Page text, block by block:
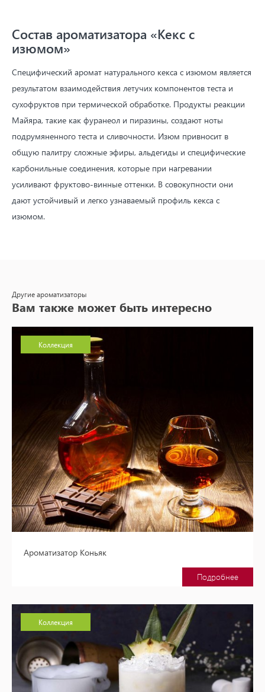
Состав ароматизатора «Кекс с
изюмом»
Специфический аромат натурального кекса с изюмом является
результатом взаимодействия летучих компонентов теста и
сухофруктов при термической обработке. Продукты реакции
Майяра, такие как фуранеол и пиразины, создают ноты
подрумяненного теста и сливочности. Изюм привносит в
общую палитру сложные эфиры, альдегиды и специфические
карбонильные соединения, которые при нагревании
усиливают фруктово-винные оттенки. В совокупности они
дают устойчивый и легко узнаваемый профиль кекса с
изюмом.
Другие ароматизаторы
Вам также может быть интересно
Коллекция
Ароматизатор Коньяк
Подробнее
Коллекция